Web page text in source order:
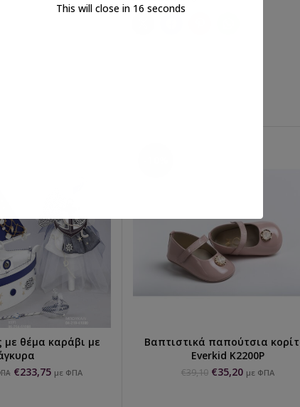
με θέμα καράβι με
€233,75 με ΦΠΑ
ΕΠΙΛΟΓΉ...
Βαπτιστικά παπούτσια
Everkid K2200Ρ
€39,10 €35,20 με ΦΠΑ
This will close in 16 seconds